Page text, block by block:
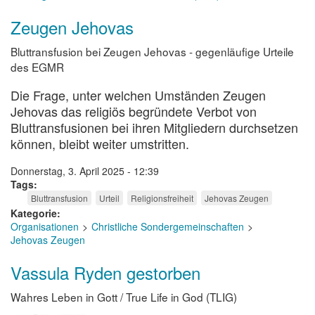
Zeugen Jehovas
Bluttransfusion bei Zeugen Jehovas - gegenläufige Urteile
des EGMR
Die Frage, unter welchen Umständen Zeugen
Jehovas das religiös begründete Verbot von
Bluttransfusionen bei ihren Mitgliedern durchsetzen
können, bleibt weiter umstritten.
Donnerstag, 3. April 2025 - 12:39
Tags
Bluttransfusion Urteil Religionsfreiheit Jehovas Zeugen
Kategorie
Organisationen
Christliche Sondergemeinschaften
Jehovas Zeugen
Vassula Ryden gestorben
Wahres Leben in Gott / True Life in God (TLIG)